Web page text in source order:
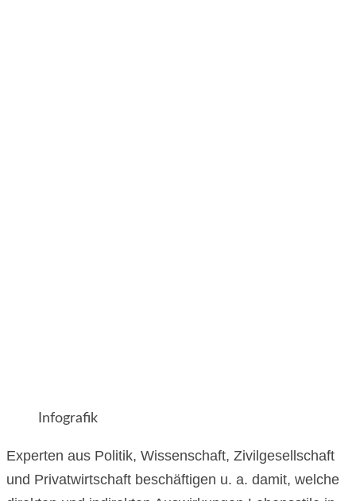
Infografik
Experten aus Politik, Wissenschaft, Zivilgesellschaft
und Privatwirtschaft beschäftigen u. a. damit, welche